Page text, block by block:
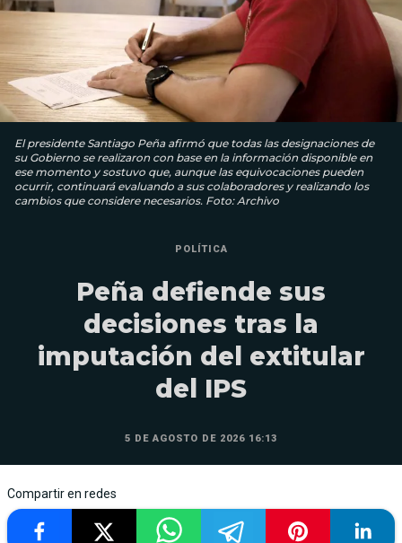
El presidente Santiago Peña afirmó que todas las designaciones de
su Gobierno se realizaron con base en la información disponible en
ese momento y sostuvo que, aunque las equivocaciones pueden
ocurrir, continuará evaluando a sus colaboradores y realizando los
cambios que considere necesarios. Foto: Archivo
POLÍTICA
Peña defiende sus
decisiones tras la
imputación del extitular
del IPS
5 DE AGOSTO DE 2026 16:13
Compartir en redes